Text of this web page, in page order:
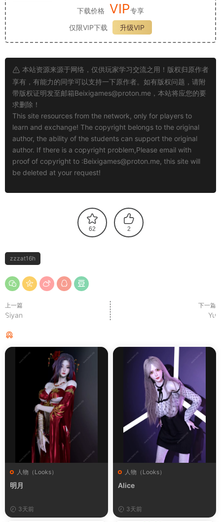
下载价格 VIP专享
仅限VIP下载
升级VIP
本站资源来源于网络，仅供玩家学习交流之用！版权归原作者
享有，有能力的同学可以支持一下原作者。如有版权问题，请附
带版权证明发至邮箱Beixigames@proton.me ，本站将应您的要
求删除！
This site resources from the network, only for players to
learn and exchange! The copyright belongs to the original
author, the ability of the students can support the original
author. If there is a copyright problem,Please email with
proof of copyright to :Beixigames@proton.me, this site will
be deleted at your request!
62 2
zzzat16h
上一篇
Siyan
下一篇
Yu
人物（Looks）
明月
3天前
人物（Looks）
Alice
3天前